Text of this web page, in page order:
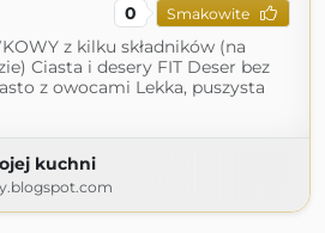
0 Smakowite
z kilku składników (na
Ciasta i desery FIT Deser bez
z owocami Lekka, puszysta
kuchni